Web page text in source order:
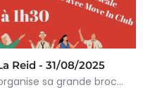
Reid - 31/08/2025
Le Comité des Fêtes de la Reid organise sa grande brocante de la Saint Fiacre le dimanche…